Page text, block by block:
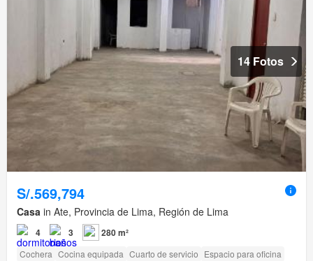
14 Fotos
S/.569,794
Casa in Ate, Provincia de Lima, Región de Lima
4 3 280 m²
Cochera Cocina equipada Cuarto de servicio Espacio para oficina